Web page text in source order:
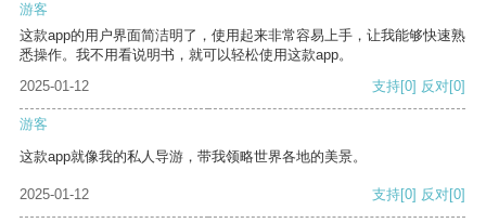
游客
这款app的用户界面简洁明了，使用起来非常容易上手，让我能够快速熟
悉操作。我不用看说明书，就可以轻松使用这款app。
2025-01-12
支持[0] 反对[0]
游客
这款app就像我的私人导游，带我领略世界各地的美景。
2025-01-12 支持[0] 反对[0]